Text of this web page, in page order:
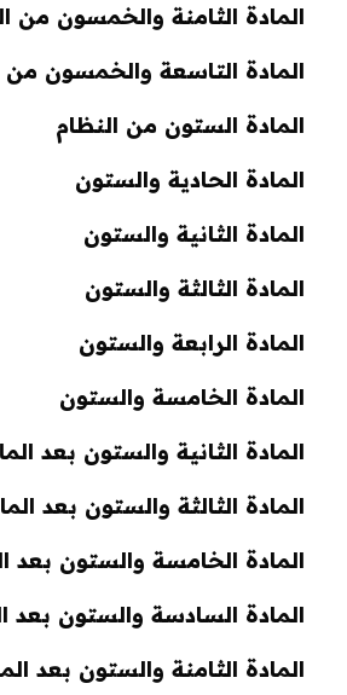
المادة الثامنة والخمسون من
المادة التاسعة والخمسون من
المادة الستون من النظام
المادة الحادية والستون
المادة الثانية والستون
المادة الثالثة والستون
المادة الرابعة والستون
المادة الخامسة والستون
المادة الثانية والستون بعد
المادة الثالثة والستون بعد
المادة الخامسة والستون بعد
المادة السادسة والستون بعد
المادة الثامنة والستون بعد